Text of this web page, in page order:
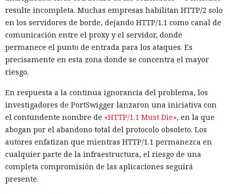
resulte incompleta. Muchas empresas habilitan HTTP/2 solo
en los servidores de borde, dejando HTTP/1.1 como canal de
comunicación entre el proxy y el servidor, donde
permanece el punto de entrada para los ataques. Es
precisamente en esta zona donde se concentra el mayor
riesgo.
En respuesta a la continua ignorancia del problema, los
investigadores de PortSwigger lanzaron una iniciativa con
el contundente nombre de «HTTP/1.1 Must Die», en la que
abogan por el abandono total del protocolo obsoleto. Los
autores enfatizan que mientras HTTP/1.1 permanezca en
cualquier parte de la infraestructura, el riesgo de una
completa compromisión de las aplicaciones seguirá
presente.